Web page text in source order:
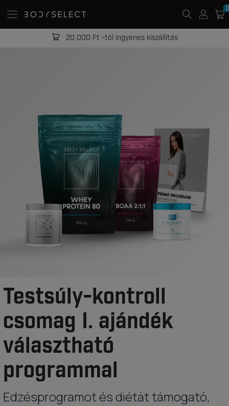
20 000 Ft -tól ingyenes kiszállítás
Testsúly-kontroll
csomag I. ajándék
választható
programmal
Edzésprogramot és diétát támogató,
0